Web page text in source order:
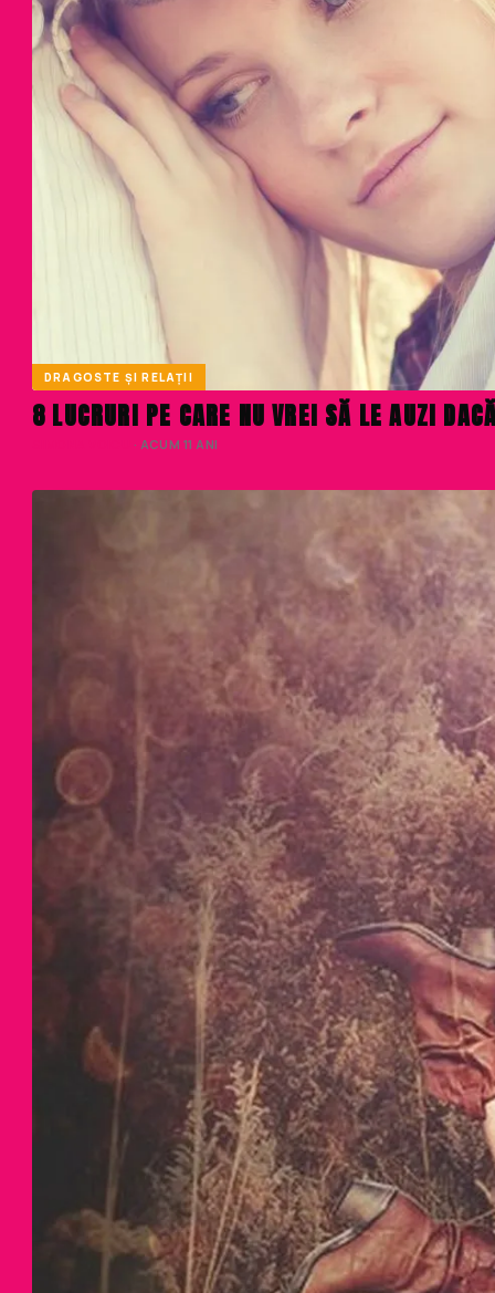
DRAGOSTE ȘI RELAȚII
8 LUCRURI PE CARE NU VREI SĂ LE AUZI
· ACUM 11 ANI